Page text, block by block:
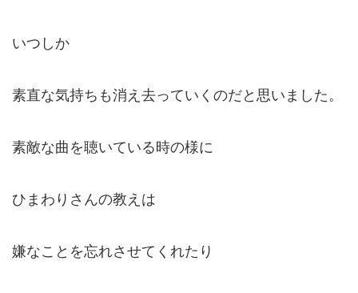
いつしか
素直な気持ちも消え去っていくのだと思いました。
素敵な曲を聴いている時の様に
ひまわりさんの教えは
嫌なことを忘れさせてくれたり